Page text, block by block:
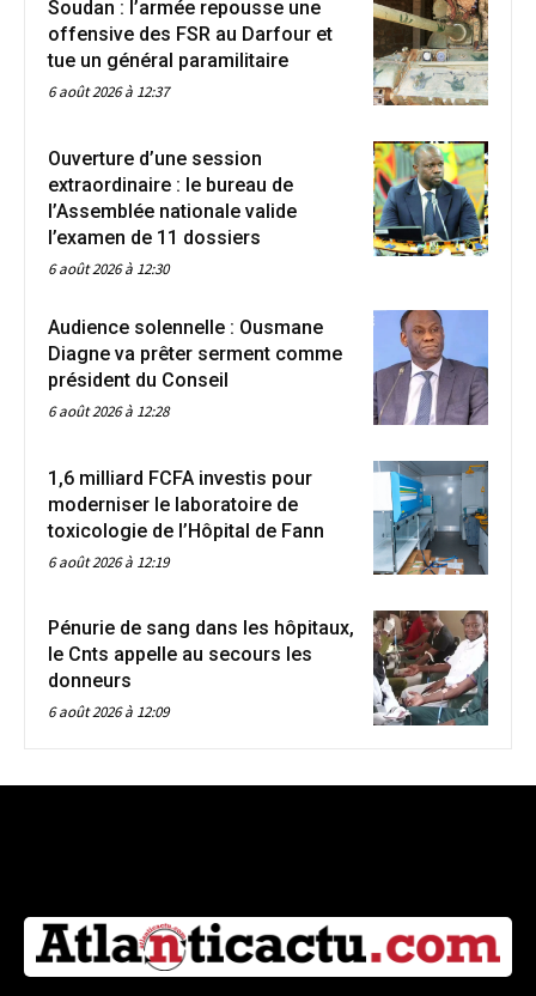
Soudan : l’armée repousse une
offensive des FSR au Darfour et
tue un général paramilitaire
6 août 2026 à 12:37
Ouverture d’une session
extraordinaire : le bureau de
l’Assemblée nationale valide
l’examen de 11 dossiers
6 août 2026 à 12:30
Audience solennelle : Ousmane
Diagne va prêter serment comme
président du Conseil
6 août 2026 à 12:28
1,6 milliard FCFA investis pour
moderniser le laboratoire de
toxicologie de l’Hôpital de Fann
6 août 2026 à 12:19
Pénurie de sang dans les hôpitaux,
le Cnts appelle au secours les
donneurs
6 août 2026 à 12:09